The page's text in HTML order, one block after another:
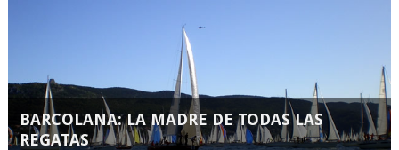
BARCOLANA: LA MADRE DE TODAS LAS
REGATAS